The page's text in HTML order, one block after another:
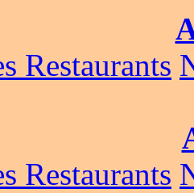
Restaurants
Restaurants